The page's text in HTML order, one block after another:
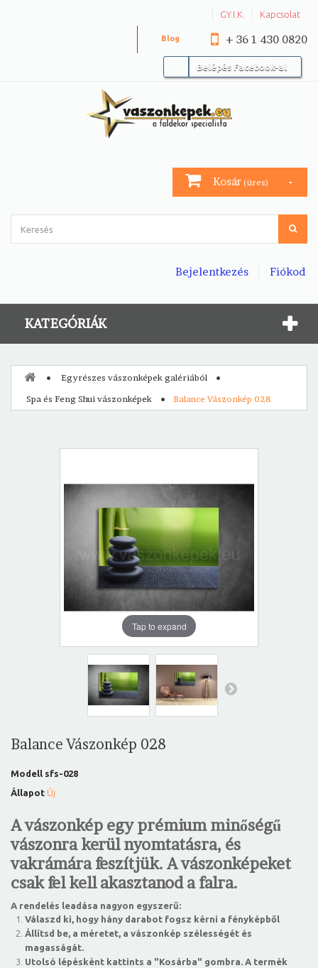
GY.I.K. Kapcsolat
+ 36 1 430 0820
Blog
Belépés Facebook-al
Kosár (üres)
Fiókod
Bejelentkezés
KATEGÓRIÁK
Egyrészes vászonképek galériából
Spa és Feng Shui vászonképek
Balance Vászonkép 028
Tap to expand
Balance Vászonkép 028
Modell sfs-028
Állapot Új
A vászonkép egy prémium minőségű
vászonra kerül nyomtatásra, és
vakrámára feszítjük. A vászonképeket
csak fel kell akasztanod a falra.
A rendelés leadása nagyon egyszerű:
Válaszd ki, hogy hány darabot fogsz kérni a fényképből
Állítsd be, a méretet, a vászonkép szélességét és
magasságát.
Utolsó lépésként kattints a "Kosárba" gombra. A termék